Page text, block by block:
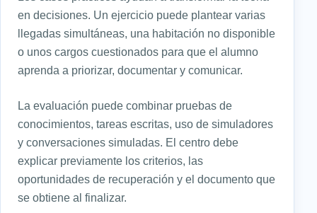
en decisiones. Un ejercicio puede plantear varias
llegadas simultáneas, una habitación no disponible
o unos cargos cuestionados para que el alumno
aprenda a priorizar, documentar y comunicar.
La evaluación puede combinar pruebas de
conocimientos, tareas escritas, uso de simuladores
y conversaciones simuladas. El centro debe
explicar previamente los criterios, las
oportunidades de recuperación y el documento que
se obtiene al finalizar.